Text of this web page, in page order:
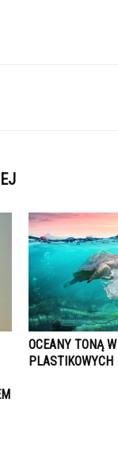
OCEANY TONĄ
PLASTIKOWYCH